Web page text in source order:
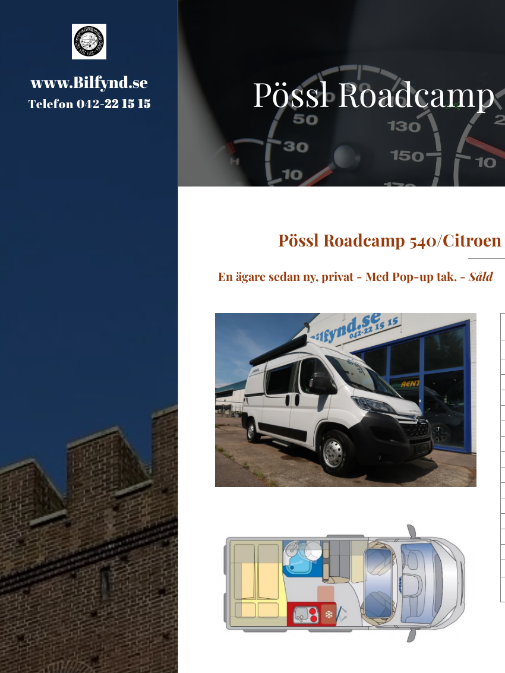
www.Bilfynd.se
Telefon 042-22 15 15 Pössl
Pössl Roadcamp 540/
En ägare sedan ny, privat - Med Pop-up tak. - Såld